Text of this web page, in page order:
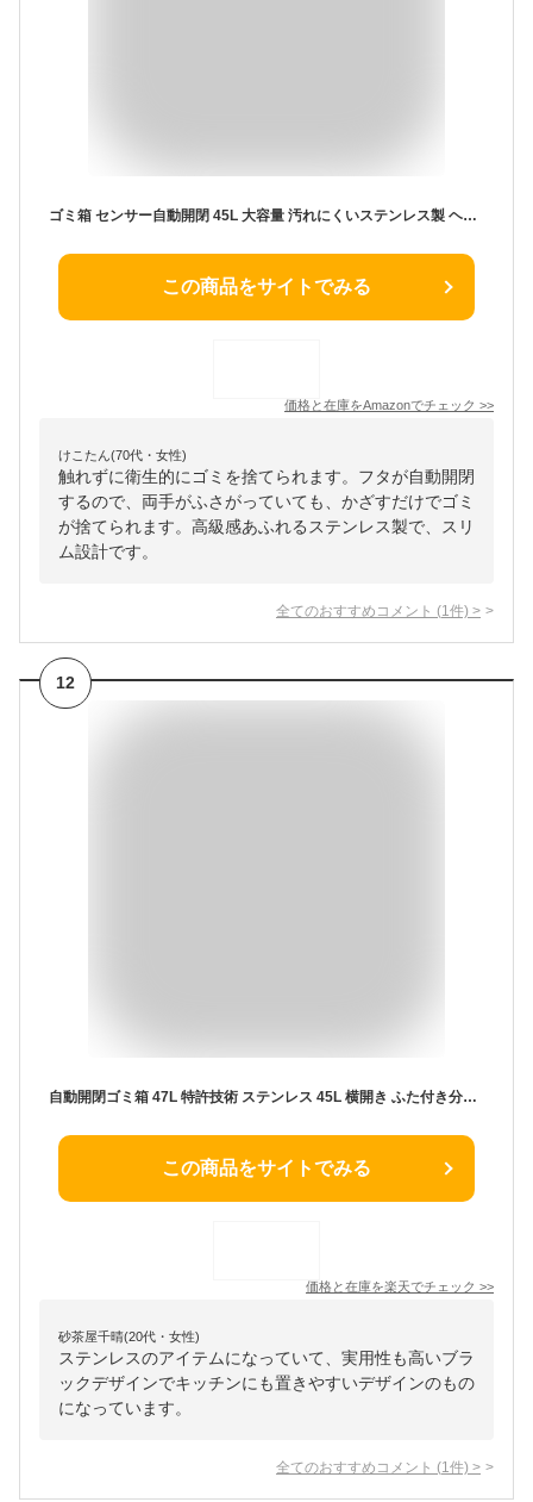
ゴミ箱 センサー自動開閉 45L 大容量 汚れにくいステンレス製 ヘアライン仕上げ 静音 省エネ スリム おしゃれ キッチン/リビング/オフィス用 匂い漏れ防止 ゴミ袋固定リング付き お手入れ簡単 (ホワイト)
この商品をサイトでみる
価格と在庫をAmazonでチェック >>
けこたん(70代・女性)
触れずに衛生的にゴミを捨てられます。フタが自動開閉
するので、両手がふさがっていても、かざすだけでゴミ
が捨てられます。高級感あふれるステンレス製で、スリ
ム設計です。
全てのおすすめコメント (1 件) >
12
自動開閉ゴミ箱 47L 特許技術 ステンレス 45L 横開き ふた付き分別 全自動 電池式 センサー式 大容量 キッチン リビング simplus シンプラス SP-GBK01【送料無料】【メーカー1年保証】
この商品をサイトでみる
価格と在庫を楽天でチェック >>
砂茶屋千晴(20代・女性)
ステンレスのアイテムになっていて、実用性も高いブラ
ックデザインでキッチンにも置きやすいデザインのもの
になっています。
全てのおすすめコメント (1 件) >